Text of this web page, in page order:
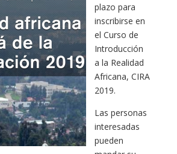
plazo para
inscribirse en
el Curso de
Introducción
a la Realidad
Africana, CIRA
2019.
Las personas
interesadas
pueden